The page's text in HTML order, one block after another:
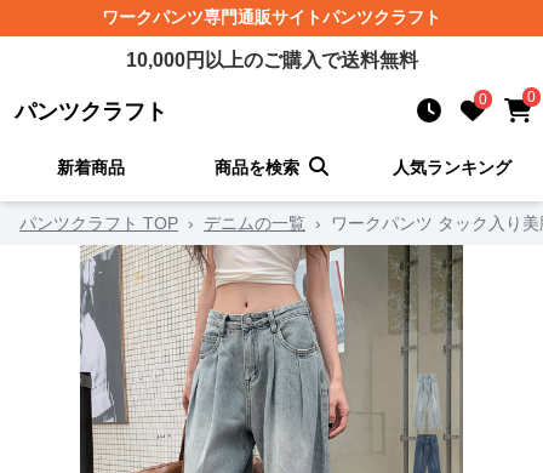
ワークパンツ専門通販サイトパンツクラフト
10,000円以上のご購入で送料無料
パンツクラフト 0 0
新着商品 商品を検索 人気ランキング
パンツクラフト TOP › デニムの一覧 › ワークパンツ タック入り